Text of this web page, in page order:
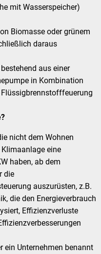
mit Wasserspeicher)
Biomasse oder grünem
daraus
aus einer
in Kombination
Flüssigbrennstofffeuerung
nicht dem Wohnen
eine
haben, ab dem
die
auszurüsten, z.B.
die den Energieverbrauch
Effizienzverluste
ein Unternehmen benannt